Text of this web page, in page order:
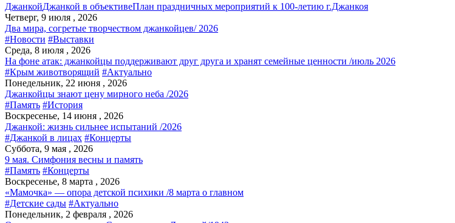
ДжанкойДжанкой в объективеПлан праздничных мероприятий к 100-летию г.Джанкоя
Четверг, 9 июля , 2026
Два мира, согретые творчеством джанкойцев/ 2026
#Новости #Выставки
Среда, 8 июля , 2026
На фоне атак: джанкойцы поддерживают друг друга и хранят семейные ценности /июль 2026
#Крым животворящий #Актуально
Понедельник, 22 июня , 2026
Джанкойцы знают цену мирного неба /2026
#Память #История
Воскресенье, 14 июня , 2026
Джанкой: жизнь сильнее испытаний /2026
#Джанкой в лицах #Концерты
Суббота, 9 мая , 2026
9 мая. Симфония весны и память
#Память #Концерты
Воскресенье, 8 марта , 2026
«Мамочка» — опора детской психики /8 марта о главном
#Детские сады #Актуально
Понедельник, 2 февраля , 2026